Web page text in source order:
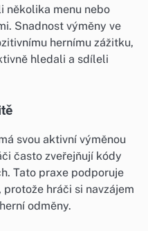
několika menu nebo
Snadnost výměny ve
hernímu zážitku,
hledali a sdíleli
svou aktivní výměnou
často zveřejňují kódy
Tato praxe podporuje
hráči si navzájem
odměny.